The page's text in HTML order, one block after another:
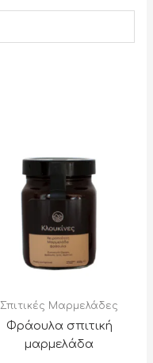
Σπιτικές Μαρμελάδες
Φράουλα σπιτική
μαρμελάδα